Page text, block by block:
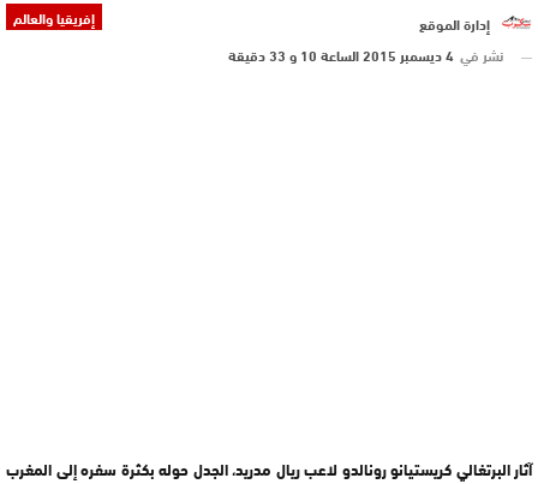
إفريقيا والعالم
إدارة الموقع
نشر في 4 ديسمبر 2015 الساعة 10 و 33 دقيقة
آثار البرتغالي كريستيانو رونالدو لاعب ريال مدريد، الجدل حوله بكثرة سفره إلى المغرب